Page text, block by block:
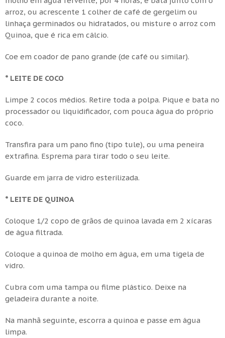
arroz, ou acrescente 1 colher de café de gergelim ou
linhaça germinados ou hidratados, ou misture o arroz com
Quinoa, que é rica em cálcio.
Coe em coador de pano grande (de café ou similar).
* LEITE DE COCO
Limpe 2 cocos médios. Retire toda a polpa. Pique e bata no
processador ou liquidificador, com pouca água do próprio
coco.
Transfira para um pano fino (tipo tule), ou uma peneira
extrafina. Esprema para tirar todo o seu leite.
Guarde em jarra de vidro esterilizada.
* LEITE DE QUINOA
Coloque 1/2 copo de grãos de quinoa lavada em 2 xícaras
de água filtrada.
Coloque a quinoa de molho em água, em uma tigela de
vidro.
Cubra com uma tampa ou filme plástico. Deixe na
geladeira durante a noite.
Na manhã seguinte, escorra a quinoa e passe em água
limpa.